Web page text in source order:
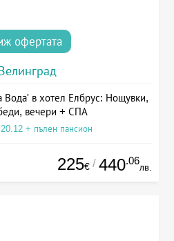
офертата
в хотел Елбрус: Нощувки,
вечери + СПА
+ пълен пансион
225€ / 440.06
лв.